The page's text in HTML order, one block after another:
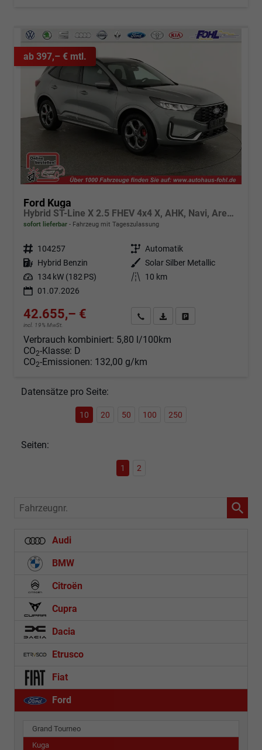
ab 397,– € mtl.
Ford Kuga
Hybrid ST-Line X 2.5 FHEV 4x4 X, AHK, Navi, AreaView, Sound, Side, el. Klappe, Winter, 5 J.-Garantie
sofort lieferbar Fahrzeug mit Tageszulassung
Fahrzeugnr. 104257 Getriebe Automatik
Kraftstoff Hybrid Benzin Außenfarbe Solar Silber Metallic
Leistung 134 kW (182 PS) Kilometerstand
10 km
01.07.2026
42.655,– €
incl. 19% MwSt.
Angebot anfordern
Fahrzeugexpose (PDF)
Verbrauch kombiniert: 5,80 l/100km
CO2-Klasse: D
CO2-Emissionen: 132,00 g/km
Datensätze pro Seite:
10 20 50 100 250
Seiten:
1 2
Fahrzeugnr.
Audi
BMW
Citroën
Cupra
Dacia
Etrusco
Fiat
Ford
Grand Tourneo
Kuga